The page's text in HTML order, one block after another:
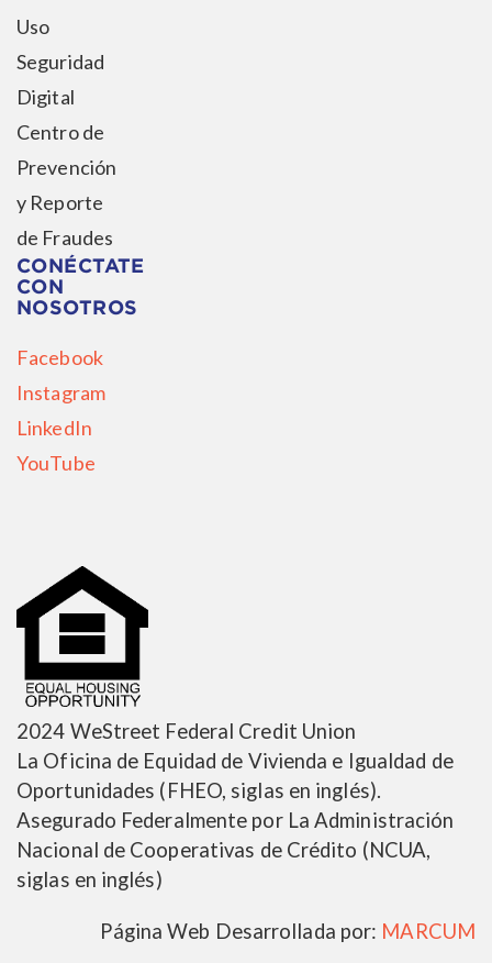
Uso
Seguridad
Digital
Centro de
Prevención
y Reporte
de Fraudes
CONÉCTATE
CON
NOSOTROS
Facebook
Instagram
LinkedIn
YouTube
2024 WeStreet Federal Credit Union
La Oficina de Equidad de Vivienda e Igualdad de
Oportunidades (FHEO, siglas en inglés).
Asegurado Federalmente por La Administración
Nacional de Cooperativas de Crédito (NCUA,
siglas en inglés)
Página Web Desarrollada por: MARCUM